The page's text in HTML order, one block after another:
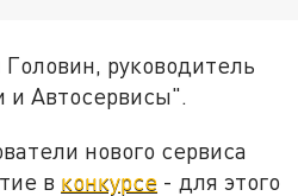
руководитель
и Автосервисы".
нового сервиса
в конкурсе - для этого